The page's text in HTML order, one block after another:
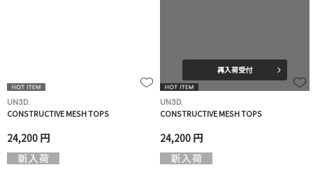
UN3D.
CONSTRUCTIVE MESH TOPS
24,200 円
再入荷受付
UN3D.
CONSTRUCTIVE MESH TOPS
24,200 円